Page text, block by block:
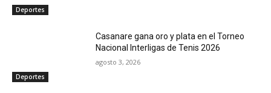
Deportes
Deportes
Casanare gana oro y plata en el Torneo
Nacional Interligas de Tenis 2026
agosto 3, 2026